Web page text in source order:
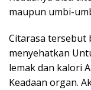
maupun umbi-
Citarasa tersebut
menyehatkan
lemak dan kalori
Keadaan organ.